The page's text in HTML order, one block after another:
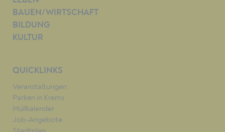
BAUEN/WIRTSCHAFT
BILDUNG
KULTUR
QUICKLINKS
Veranstaltungen
Parken in Krems
Müllkalender
Job-Angebote